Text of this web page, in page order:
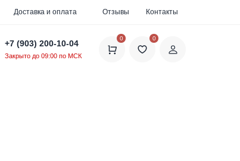
0 0
Контакты
Отзывы
Доставка и оплата
+7 (903) 200-10-04
Закрыто до 09:00 по МСК